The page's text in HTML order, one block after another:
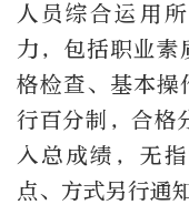
人员综合运用
力，包括职业素
格检查、基本操
行百分制，合格
入总成绩，无
点、方式另行通知